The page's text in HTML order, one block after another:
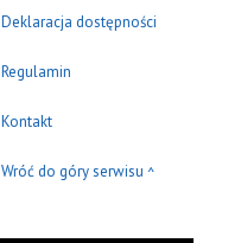
Deklaracja dostępności
Regulamin
Kontakt
Wróć do góry serwisu ^